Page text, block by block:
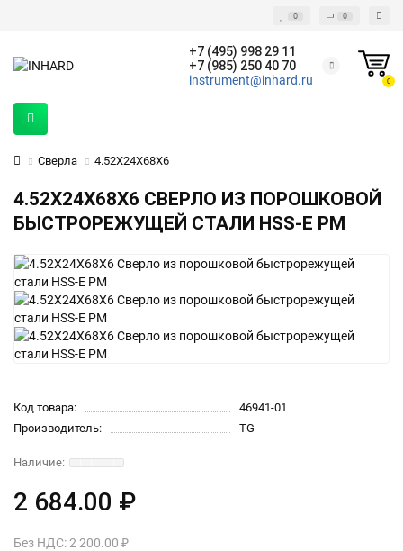
0 0
+7 (495) 998 29 11
+7 (985) 250 40 70
instrument@inhard.ru
0
Сверла 4.52X24X68X6
4.52X24X68X6 СВЕРЛО ИЗ ПОРОШКОВОЙ
БЫСТРОРЕЖУЩЕЙ СТАЛИ HSS-E PM
Код товара:
46941-01
Производитель:
TG
2 684.00 ₽
Без НДС: 2 200.00 ₽